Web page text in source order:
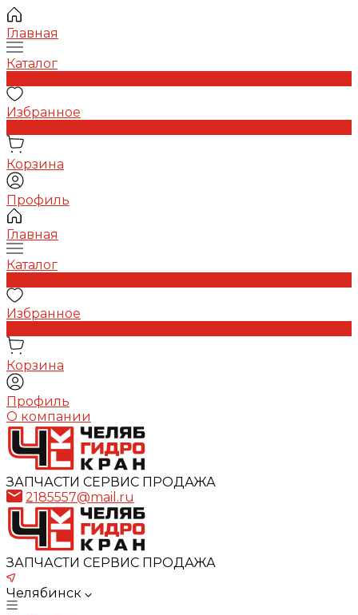
Главная
Каталог
Избранное
Корзина
Профиль
Главная
Каталог
Избранное
Корзина
Профиль
О компании
ЗАПЧАСТИ СЕРВИС ПРОДАЖА
2185557@mail.ru
ЗАПЧАСТИ СЕРВИС ПРОДАЖА
Челябинск